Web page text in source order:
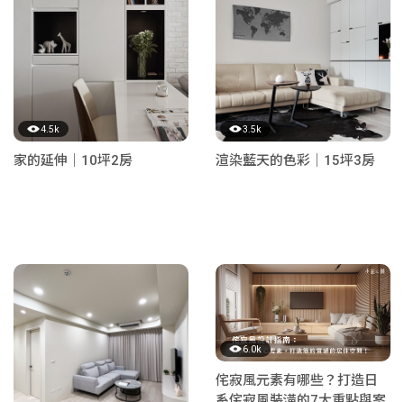
4.5k
家的延伸｜10坪2房
3.5k
渲染藍天的色彩｜15坪3房
6.0k
侘寂風元素有哪些？打造日